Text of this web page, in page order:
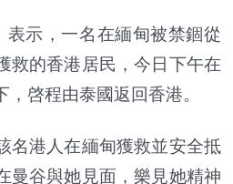
示，一名在緬甸被禁錮從
救的香港居民，今日下午在
啓程由泰國返回香港。
名港人在緬甸獲救並安全抵
曼谷與她見面，樂見她精神